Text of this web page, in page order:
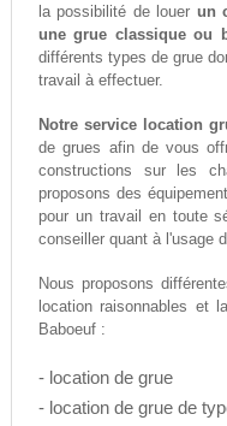
la possibilité de louer un
une grue classique ou
différents types de grue
travail à effectuer.
Notre service location
de grues afin de vous
constructions sur les
proposons des
pour un travail en toute
conseiller quant à l'usage
Nous proposons
location raisonnables et
Baboeuf :
- location de grue
- location de grue de